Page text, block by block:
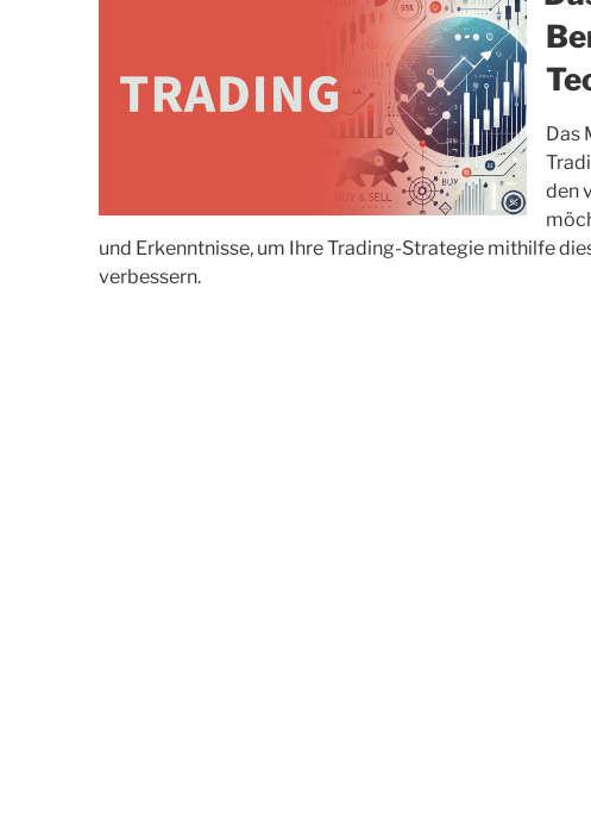
Das
den
und Erkenntnisse, um Ihre Trading-Strategie mithilfe
verbessern.